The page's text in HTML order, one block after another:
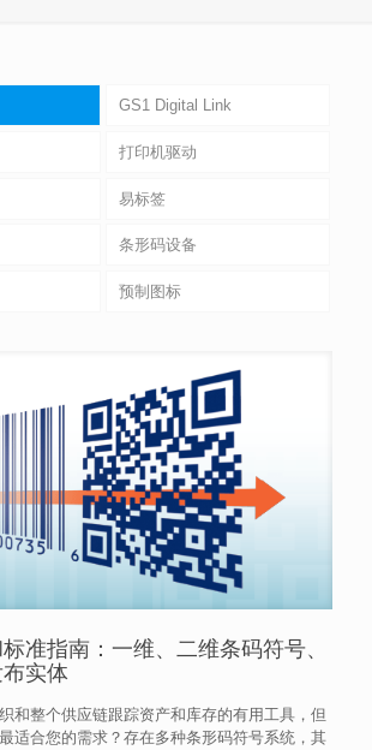
GS1 Digital Link
打印机驱动
易标签
条形码设备
预制图标
准指南：一维、二维条码符号、
实体
和整个供应链跟踪资产和库存的有用工具，但
适合您的需求？存在多种条形码符号系统，其